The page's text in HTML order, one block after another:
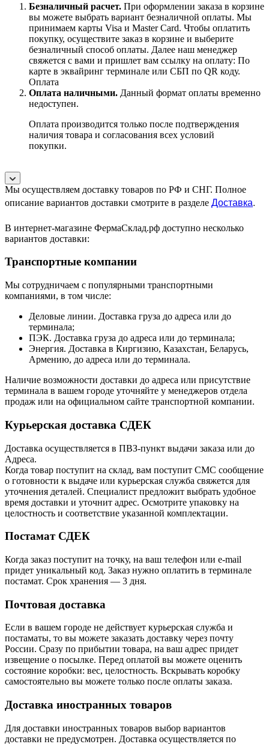
Безналичный расчет. При оформлении заказа в корзине
вы можете выбрать вариант безналичной оплаты. Мы
принимаем карты Visa и Master Card. Чтобы оплатить
покупку, осуществите заказ в корзине и выберите
безналичный способ оплаты. Далее наш менеджер
свяжется с вами и пришлет вам ссылку на оплату: По
карте в эквайринг терминале или СБП по QR коду.
Оплата
Оплата наличными. Данный формат оплаты временно
недоступен.
Оплата производится только после подтверждения
наличия товара и согласования всех условий
покупки.
Мы осуществляем доставку товаров по РФ и СНГ. Полное
описание вариантов доставки смотрите в разделе Доставка.
В интернет-магазине ФермаСклад.рф доступно несколько
вариантов доставки:
Транспортные компании
Мы сотрудничаем с популярными транспортными
компаниями, в том числе:
Деловые линии. Доставка груза до адреса или до
терминала;
ПЭК. Доставка груза до адреса или до терминала;
Энергия. Доставка в Киргизию, Казахстан, Беларусь,
Армению, до адреса или до терминала.
Наличие возможности доставки до адреса или присутствие
терминала в вашем городе уточняйте у менеджеров отдела
продаж или на официальном сайте транспортной компании.
Курьерская доставка СДЕК
Доставка осуществляется в ПВЗ-пункт выдачи заказа или до
Адреса.
Когда товар поступит на склад, вам поступит СМС сообщение
о готовности к выдаче или курьерская служба свяжется для
уточнения деталей. Специалист предложит выбрать удобное
время доставки и уточнит адрес. Осмотрите упаковку на
целостность и соответствие указанной комплектации.
Постамат СДЕК
Когда заказ поступит на точку, на ваш телефон или e-mail
придет уникальный код. Заказ нужно оплатить в терминале
постамат. Срок хранения — 3 дня.
Почтовая доставка
Если в вашем городе не действует курьерская служба и
постаматы, то вы можете заказать доставку через почту
России. Сразу по прибытии товара, на ваш адрес придет
извещение о посылке. Перед оплатой вы можете оценить
состояние коробки: вес, целостность. Вскрывать коробку
самостоятельно вы можете только после оплаты заказа.
Доставка иностранных товаров
Для доставки иностранных товаров выбор вариантов
доставки не предусмотрен. Доставка осуществляется по